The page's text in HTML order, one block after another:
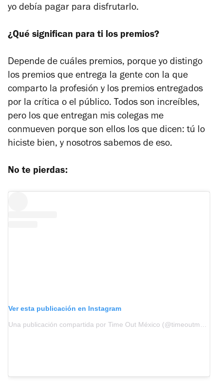
yo debía pagar para disfrutarlo.
¿Qué significan para ti los premios?
Depende de cuáles premios, porque yo distingo
los premios que entrega la gente con la que
comparto la profesión y los premios entregados
por la crítica o el público. Todos son increíbles,
pero los que entregan mis colegas me
conmueven porque son ellos los que dicen: tú lo
hiciste bien, y nosotros sabemos de eso.
No te pierdas:
Ver esta publicación en Instagram